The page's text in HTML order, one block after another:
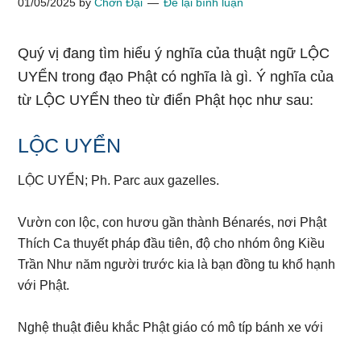
Quý vị đang tìm hiểu ý nghĩa của thuật ngữ LỘC
UYỂN trong đạo Phật có nghĩa là gì. Ý nghĩa của
từ LỘC UYỂN theo từ điển Phật học như sau:
LỘC UYỂN
LỘC UYỂN; Ph. Parc aux gazelles.
Vườn con lộc, con hươu gần thành Bénarés, nơi Phật
Thích Ca thuyết pháp đầu tiên, độ cho nhóm ông Kiều
Trần Như năm người trước kia là bạn đồng tu khổ hạnh
với Phật.
Nghệ thuật điêu khắc Phật giáo có mô típ bánh xe với